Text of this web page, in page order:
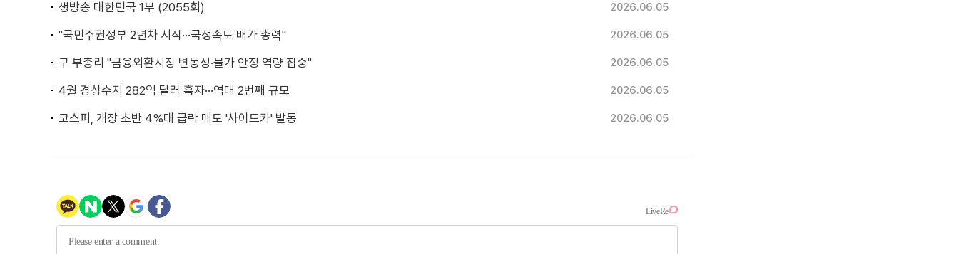
생방송 대한민국 1부 (2055회) 2026.06.05
"국민주권정부 2년차 시작···국정속도 배가 총력" 2026.06.05
구 부총리 "금융외환시장 변동성·물가 안정 역량 집중" 2026.06.05
4월 경상수지 282억 달러 흑자···역대 2번째 규모 2026.06.05
코스피, 개장 초반 4%대 급락 매도 '사이드카' 발동 2026.06.05